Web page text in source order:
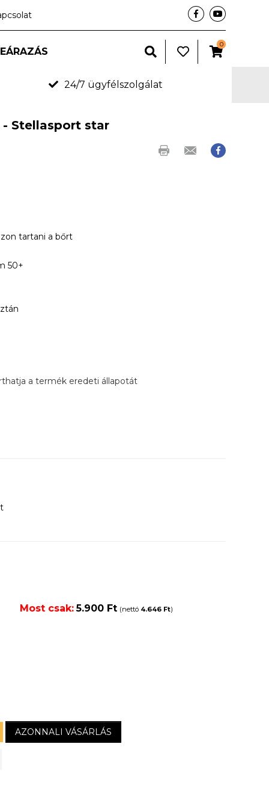
0
24/7 ügyfélszolgálat
Stellasport star
tartani a bőrt
50+
a termék eredeti állapotát
Most csak: 5.900 Ft (nettó 4.646 Ft)
AZONNALI VÁSÁRLÁS